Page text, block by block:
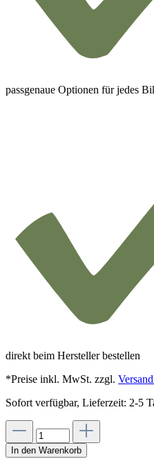
passgenaue Optionen für jedes
direkt beim Hersteller bestellen
*Preise inkl. MwSt. zzgl.
Sofort verfügbar, Lieferzeit: 2-5
In den Warenkorb